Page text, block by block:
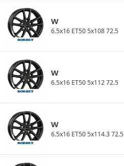
W
6.5x16 ET50 5x108 72.5
W
6.5x16 ET50 5x112 72.5
W
6.5x16 ET50 5x114.3 72.5